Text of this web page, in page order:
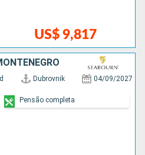
US$ 9,817
Dubrovnik 04/09/2027
Pensão completa